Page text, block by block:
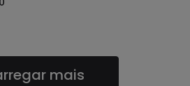
mais